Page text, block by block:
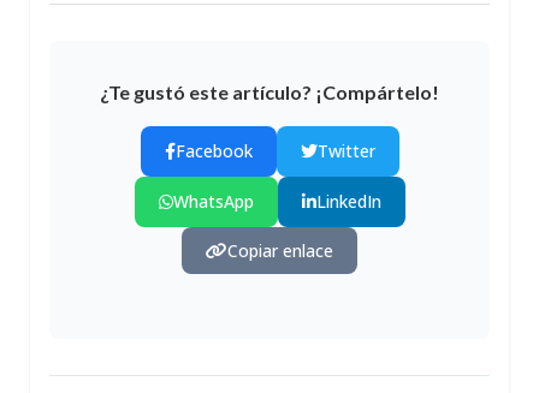
¿Te gustó este artículo? ¡Compártelo!
Facebook Twitter
WhatsApp LinkedIn
Copiar enlace